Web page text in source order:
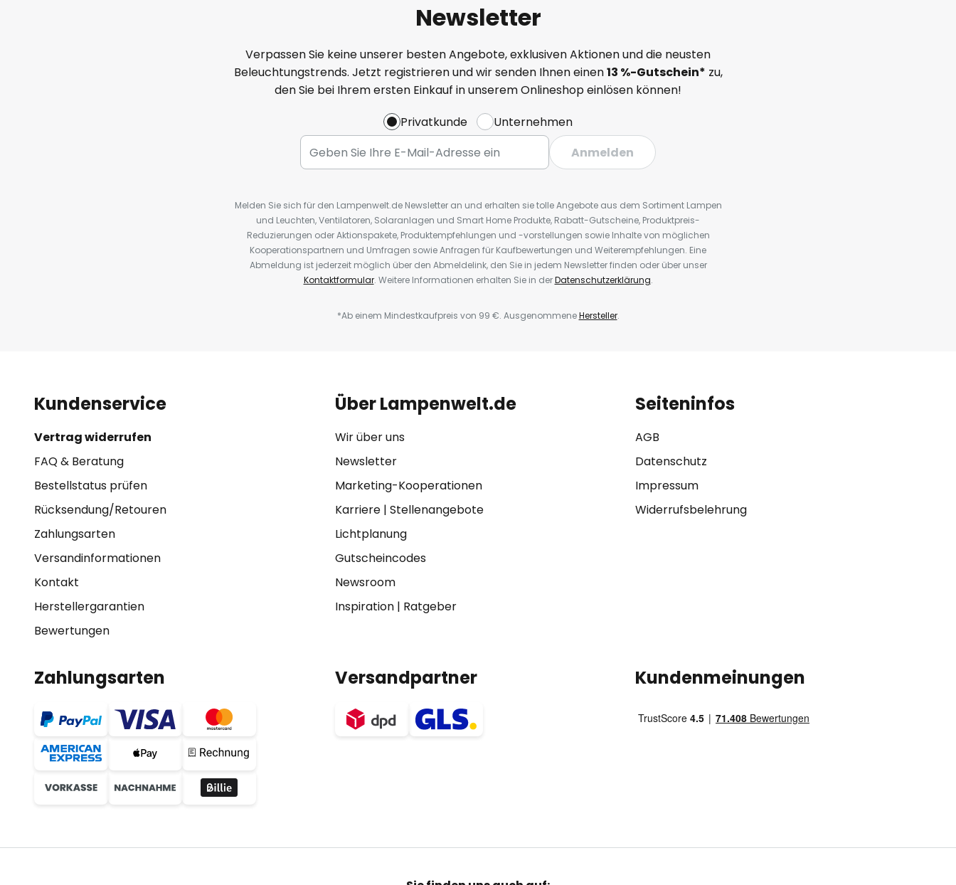
Newsletter
Verpassen Sie keine unserer besten Angebote, exklusiven Aktionen und die neusten
Beleuchtungstrends. Jetzt registrieren und wir senden Ihnen einen13 %-Gutschein* zu,
den Sie bei Ihrem ersten Einkauf in unserem Onlineshop einlösen können!
Privatkunde
Unternehmen
Anmelden
Melden Sie sich für den Lampenwelt.de Newsletter an und erhalten sie tolle Angebote aus dem Sortiment Lampen
und Leuchten, Ventilatoren, Solaranlagen und Smart Home Produkte, Rabatt-Gutscheine, Produktpreis-
Reduzierungen oder Aktionspakete, Produktempfehlungen und -vorstellungen sowie Inhalte von möglichen
Kooperationspartnern und Umfragen sowie Anfragen für Kaufbewertungen und Weiterempfehlungen. Eine
Abmeldung ist jederzeit möglich über den Abmeldelink, den Sie in jedem Newsletter finden oder über unser
Kontaktformular. Weitere Informationen erhalten Sie in derDatenschutzerklärung.
*Ab einem Mindestkaufpreis von 99 €. AusgenommeneHersteller.
Kundenservice
Vertrag widerrufen
FAQ & Beratung
Bestellstatus prüfen
Rücksendung/Retouren
Zahlungsarten
Versandinformationen
Kontakt
Herstellergarantien
Bewertungen
Über Lampenwelt.de
Wir über uns
Newsletter
Marketing-Kooperationen
Karriere| Stellenangebote
Lichtplanung
Gutscheincodes
Newsroom
Inspiration| Ratgeber
Seiteninfos
AGB
Datenschutz
Impressum
Widerrufsbelehrung
Zahlungsarten Versandpartner Kundenmeinungen